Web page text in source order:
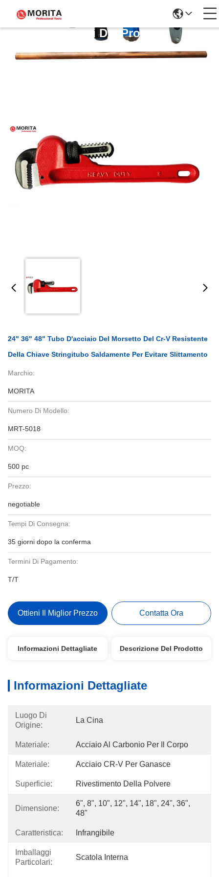
Dettagli Dei Prodotti
24" 36" 48" Tubo D'acciaio Del Morsetto Del Cr-V Resistente
Della Chiave Stringitubo Saldamente Per Evitare Slittamento
Marchio:
MORITA
Numero Di Modello:
MRT-5018
MOQ:
500 pc
Prezzo:
negotiable
Tempi Di Consegna:
35 giorni dopo la conferma
Termini Di Pagamento:
T/T
Ottieni Il Miglior Prezzo Contatta Ora
Informazioni Dettagliate Descrizione Del Prodotto
Informazioni Dettagliate
Luogo Di
Origine:
La Cina
Materiale: Acciaio Al Carbonio Per Il Corpo
Materiale: Acciaio CR-V Per Ganasce
Superficie: Rivestimento Della Polvere
Dimensione:
6", 8", 10", 12", 14", 18", 24", 36",
48"
Caratteristica: Infrangibile
Imballaggi
Particolari:
Scatola Interna